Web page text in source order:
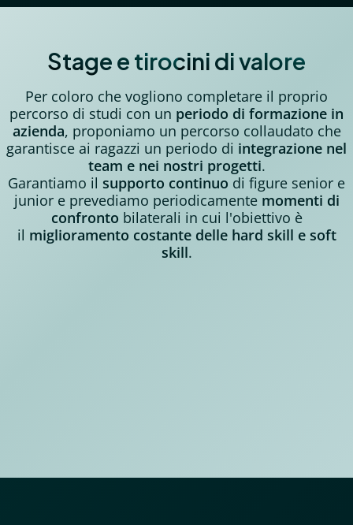
Stage e tirocini di valore
Per coloro che vogliono completare il proprio
percorso di studi con un periodo di formazione in
azienda, proponiamo un percorso collaudato che
garantisce ai ragazzi un periodo di integrazione nel
team e nei nostri progetti.
Garantiamo il supporto continuo di figure senior e
junior e prevediamo periodicamente momenti di
confronto bilaterali in cui l'obiettivo è
il miglioramento costante delle hard skill e soft
skill.